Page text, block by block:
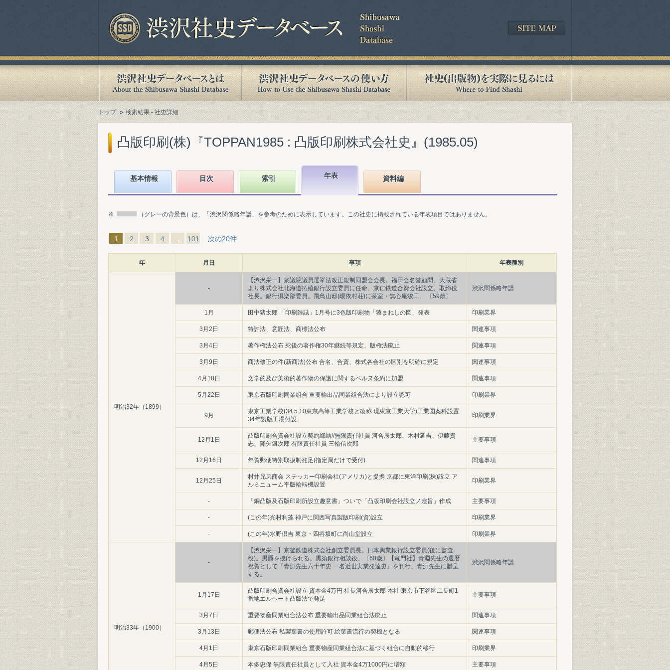
トップ 検索結果 - 社史詳細
凸版印刷(株)『TOPPAN1985 : 凸版印刷株式会社史』(1985.05)
基本情報 目次 索引 年表 資料編
※ （グレーの背景色）は、「渋沢関係略年譜」を参考のために表示しています。この社史に掲載されている年表項目ではありません。
1 2 3 4 101 次の20件
年 月日 事項 年表種別
明治32年（1899）
-
【渋沢栄一】衆議院議員選挙法改正規制同盟会会長。福田会名誉顧問。大蔵省
より株式会社北海道拓殖銀行設立委員に任命。京仁鉄道合資会社設立、取締役
社長。銀行倶楽部委員。飛鳥山邸(曖依村荘)に茶室・無心庵竣工。 〔59歳〕
渋沢関係略年譜
1月 田中猪太郎 「印刷雑誌」1月号に3色版印刷物「猿まねしの図」発表 印刷業界
3月2日 特許法、意匠法、商標法公布 関連事項
3月4日 著作権法公布 死後の著作権30年継続等規定、版権法廃止 関連事項
3月9日 商法修正の件(新商法)公布 合名、合資、株式各会社の区別を明確に規定 関連事項
4月18日 文学的及び美術的著作物の保護に関するベルヌ条約に加盟 関連事項
5月22日 東京石版印刷同業組合 重要輸出品同業組合法により設立認可 印刷業界
9月
東京工業学校(34.5.10東京高等工業学校と改称 現東京工業大学)工業図案科設置
34年製版工場付設
印刷業界
12月1日
凸版印刷合資会社設立契約締結//無限責任社員 河合辰太郎、木村延吉、伊藤貴
志、降矢銀次郎 有限責任社員 三輪信次郎
主要事項
12月16日 年賀郵便特別取扱制発足(指定局だけで受付) 関連事項
12月25日
村井兄弟商会 ステッカー印刷会社(アメリカ)と提携 京都に東洋印刷(株)設立 ア
ルミニューム平版輪転機設置
印刷業界
- 「銅凸版及石版印刷所設立趣意書」ついで「凸版印刷会社設立ノ趣旨」作成 主要事項
- (この年)光村利藻 神戸に関西写真製版印刷(資)設立 印刷業界
- (この年)水野倶吉 東京・四谷坂町に尚山堂設立 印刷業界
明治33年（1900）
-
【渋沢栄一】京釜鉄道株式会社創立委員長。日本興業銀行設立委員(後に監査
役)。男爵を授けられる。黒須銀行相談役。〔60歳〕【竜門社】青淵先生の還暦
祝賀として『青淵先生六十年史 一名近世実業発達史』を刊行、青淵先生に贈呈
する。
渋沢関係略年譜
1月17日
凸版印刷合資会社設立 資本金4万円 社長河合辰太郎 本社 東京市下谷区二長町1
番地エルヘート凸版法で発足
主要事項
3月7日 重要物産同業組合法公布 重要輸出品同業組合法廃止 関連事項
3月13日 郵便法公布 私製葉書の使用許可 絵葉書流行の契機となる 関連事項
4月1日 東京石版印刷同業組合 重要物産同業組合法に基づく組合に自動的移行 印刷業界
4月5日 本多忠保 無限責任社員として入社 資本金4万1000円に増額 主要事項